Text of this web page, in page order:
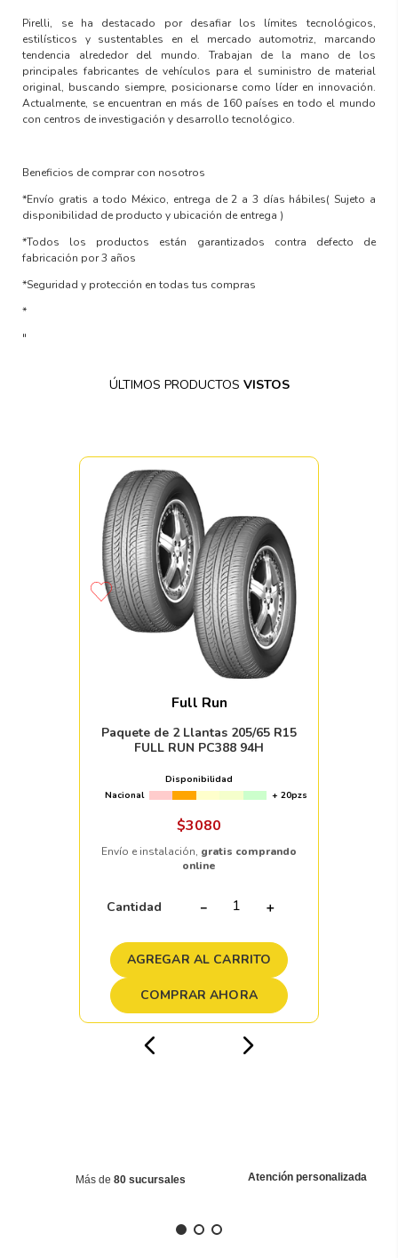
Pirelli, se ha destacado por desafiar los límites tecnológicos,
estilísticos y sustentables en el mercado automotriz, marcando
tendencia alrededor del mundo. Trabajan de la mano de los
principales fabricantes de vehículos para el suministro de material
original, buscando siempre, posicionarse como líder en innovación.
Actualmente, se encuentran en más de 160 países en todo el mundo
con centros de investigación y desarrollo tecnológico.
Beneficios de comprar con nosotros
*Envío gratis a todo México, entrega de 2 a 3 días hábiles( Sujeto a
disponibilidad de producto y ubicación de entrega )
*Todos los productos están garantizados contra defecto de
fabricación por 3 años
*Seguridad y protección en todas tus compras
*
"
ÚLTIMOS PRODUCTOS VISTOS
Full Run
Paquete de 2 Llantas 205/65 R15
FULL RUN PC388 94H
Disponibilidad
Nacional
+ 20pzs
$3080
Envío e instalación, gratis comprando
online
Cantidad ＋
－
AGREGAR AL CARRITO
COMPRAR AHORA
Más de 80 sucursales Atención personalizada